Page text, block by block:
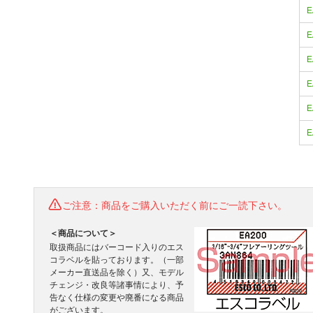
ご注意：商品をご購入いただく前にご一読下さい。
＜商品について＞
取扱商品にはバーコード入りのエス
コラベルを貼っております。（一部
メーカー直送品を除く）又、モデル
チェンジ・改良等諸事情により、予
告なく仕様の変更や廃番になる商品
がございます。